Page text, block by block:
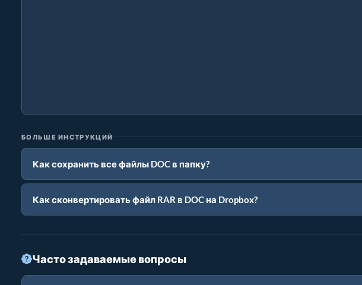
БОЛЬШЕ ИНСТРУКЦИЙ
Как сохранить все файлы DOC в папку?
Как сконвертировать файл RAR в DOC на Dropbox?
Часто задаваемые вопросы